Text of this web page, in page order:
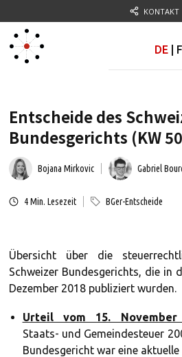
KONTAKT
DE
Entscheide des
Bundesgerichts (KW
Bojana Mirkovic Gabriel
4Min. Lesezeit BGer-Entscheide
Übersicht über die
Schweizer Bundesgerichts, die in
Dezember 2018 publiziert wurden.
Urteil vom 15. November
Staats- und Gemeindesteuer
Bundesgericht war eine